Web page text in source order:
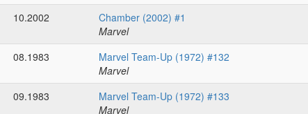
10.2002
Chamber (2002) #1
Marvel
08.1983
Marvel Team-Up (1972) #132
Marvel
09.1983
Marvel Team-Up (1972) #133
Marvel